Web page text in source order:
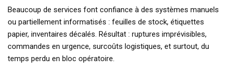
Beaucoup de services font confiance à des systèmes manuels
ou partiellement informatisés : feuilles de stock, étiquettes
papier, inventaires décalés. Résultat : ruptures imprévisibles,
commandes en urgence, surcoûts logistiques, et surtout, du
temps perdu en bloc opératoire.